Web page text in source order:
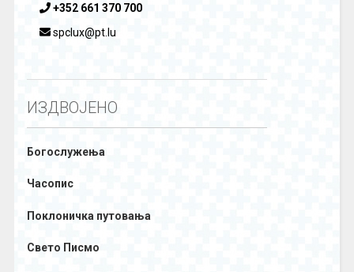
+352 661 370 700
spclux@pt.lu
ИЗДВОЈЕНО
Богослужења
Часопис
Поклоничка путовања
Свето Писмо